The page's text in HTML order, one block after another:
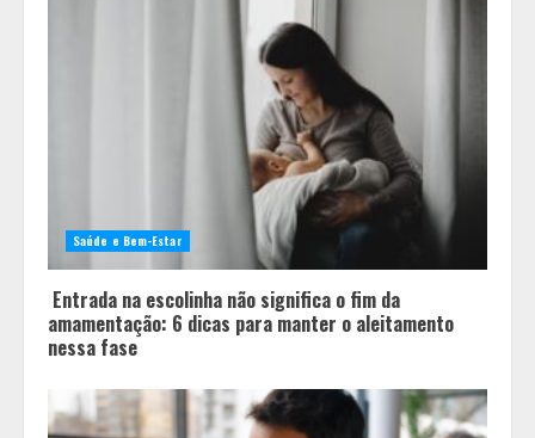
Os 10 comportamentos que mais
destroem um relacionamento e a
maioria dos casais nem percebe
Você sabia que o frio também afeta
os pneus? Veja cuidados
fundamentais antes de pegar a
estrada no inverno
Saúde e Bem-Estar
Entrada na escolinha não significa o fim da
amamentação: 6 dicas para manter o aleitamento
nessa fase